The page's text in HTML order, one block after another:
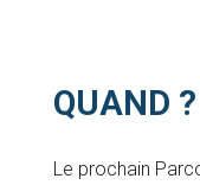
QUAND ?
Le prochain